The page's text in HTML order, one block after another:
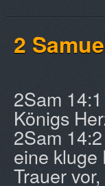
2
2Sam
Königs
2Sam
eine kluge
Trauer